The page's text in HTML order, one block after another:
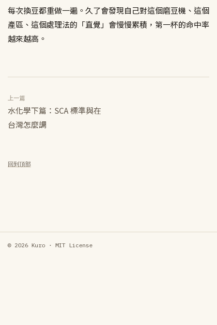
每次換豆都重做一遍。久了會發現自己對這個磨豆機、這個
產區、這個處理法的「直覺」會慢慢累積，第一杯的命中率
越來越高。
上一篇
水化學下篇：SCA 標準與在
台灣怎麼調
回到頂部
© 2026 Kuro · MIT License